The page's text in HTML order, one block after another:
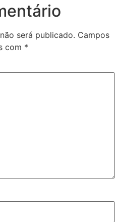
será publicado. Campos
com *